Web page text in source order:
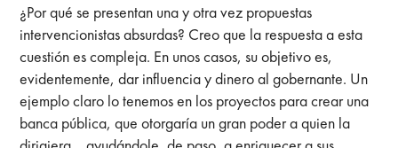
¿Por qué se presentan una y otra vez propuestas
intervencionistas absurdas? Creo que la respuesta a esta
cuestión es compleja. En unos casos, su objetivo es,
evidentemente, dar influencia y dinero al gobernante. Un
ejemplo claro lo tenemos en los proyectos para crear una
banca pública, que otorgaría un gran poder a quien la